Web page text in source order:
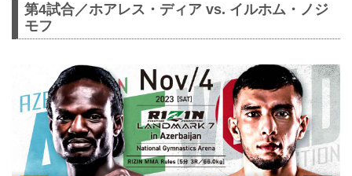
第4試合／ホアレス・ディア vs. イルホム・ノジ
モフ